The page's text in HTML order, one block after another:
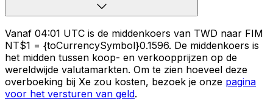
Vanaf 04:01 UTC is de middenkoers van TWD naar FIM
NT$1 = {toCurrencySymbol}0.1596. De middenkoers is
het midden tussen koop- en verkoopprijzen op de
wereldwijde valutamarkten. Om te zien hoeveel deze
overboeking bij Xe zou kosten, bezoek je onze pagina
voor het versturen van geld.